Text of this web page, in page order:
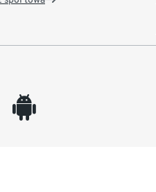
android